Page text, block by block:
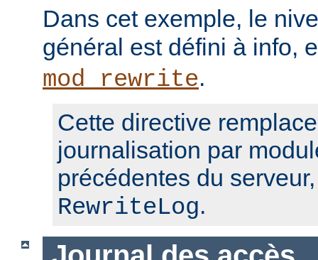
Dans cet exemple, le
général est défini à info,
mod_rewrite.
Cette directive
journalisation par
précédentes du
RewriteLog.